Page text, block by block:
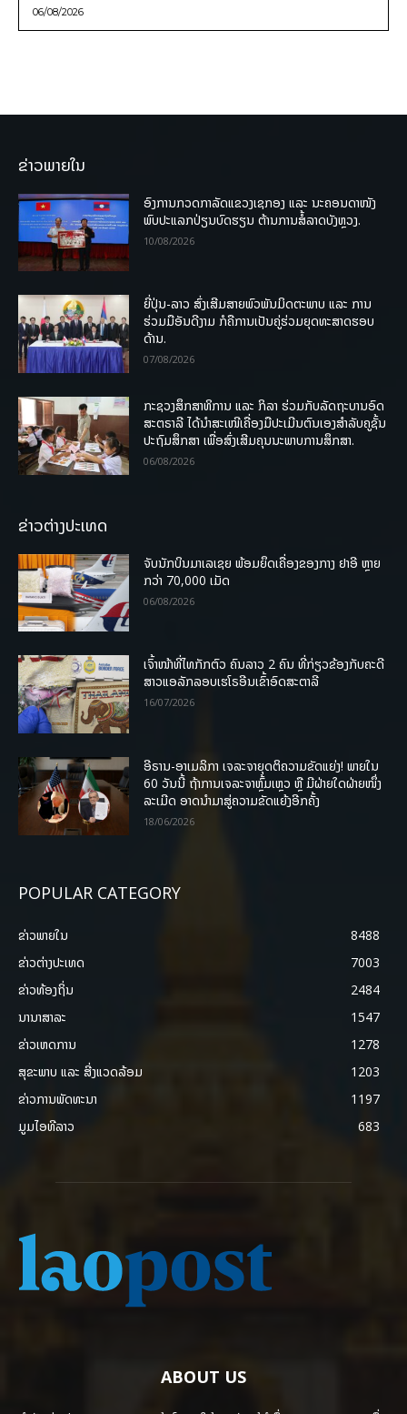
06/08/2026
ຂ່າວພາຍໃນ
ອົງການກວດກາລັດແຂວງເຊກອງ ແລະ ນະຄອນດາໜັງ
ພົບປະແລກປ່ຽນບົດຮຽນ ຕ້ານການສໍ້ລາດບັງຫຼວງ.
10/08/2026
ຍີ່ປຸ່ນ-ລາວ ສົ່ງເສີມສາຍພົວພັນມິດຕະພາບ ແລະ ການ
ຮ່ວມມືອັນດີງາມ ກໍຄືການເປັນຄູ່ຮ່ວມຍຸດທະສາດຮອບ
ດ້ານ.
07/08/2026
ກະຊວງສຶກສາທິການ ແລະ ກິລາ ຮ່ວມກັບລັດຖະບານອົດ
ສະຕຣາລີ ໄດ້ນຳສະເໜີເຄື່ອງມືປະເມີນຕົນເອງສຳລັບຄູຊັ້ນ
ປະຖົມສຶກສາ ເພື່ອສົ່ງເສີມຄຸນນະພາບການສຶກສາ.
06/08/2026
ຂ່າວຕ່າງປະເທດ
ຈັບນັກບິນມາເລເຊຍ ພ້ອມຍຶດເຄື່ອງຂອງກາງ ຢາອີ ຫຼາຍ
ກວ່າ 70,000 ເມັດ
06/08/2026
ເຈົ້າໜ້າທີ່ໄທກັກຕົວ ຄົນລາວ 2 ຄົນ ທີ່ກ່ຽວຂ້ອງກັບຄະດີ
ສາວແອລັກລອບເຮໂຣອີນເຂົ້າອົດສະຕາລີ
16/07/2026
ອີຣານ-ອາເມລິກາ ເຈລະຈາຍຸດຕິຄວາມຂັດແຍ່ງ! ພາຍໃນ
60 ວັນນີ້ ຖ້າການເຈລະຈາຫຼົ້ມເຫຼວ ຫຼື ມີຝ່າຍໃດຝ່າຍໜຶ່ງ
ລະເມີດ ອາດນໍາມາສູ່ຄວາມຂັດແຍ້ງອີກຄັ້ງ
18/06/2026
POPULAR CATEGORY
ຂ່າວພາຍ​ໃນ
8488
ຂ່າວຕ່າງປະເທດ
7003
ຂ່າວທ້ອງຖິ່ນ
2484
ນານາສາລະ
1547
ຂ່າວເຫດການ
1278
ສຸຂະພາບ ແລະ ສີ່ງແວດລ້ອມ
1203
ຂ່າວການພັດທະນາ
1197
ມູມໄອທີລາວ
683
ABOUT US